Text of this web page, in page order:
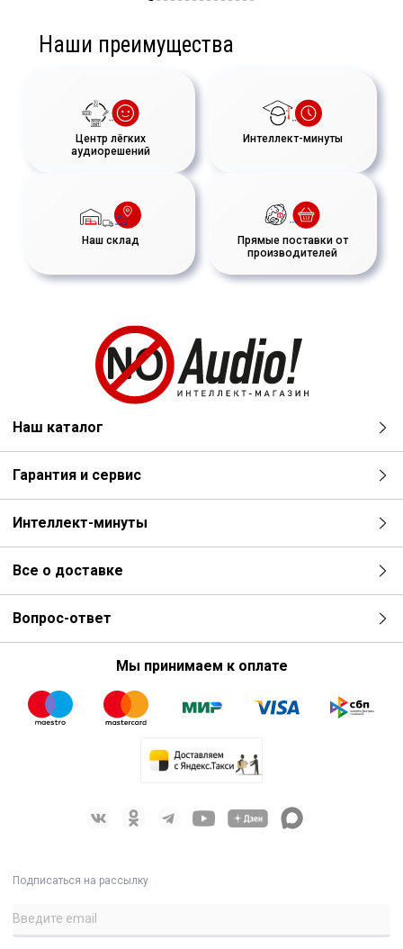
Наши преимущества
Центр лёгких
аудиорешений
Интеллект-минуты
Наш склад
Прямые поставки от
производителей
Наш каталог
Гарантия и сервис
Интеллект-минуты
Все о доставке
Вопрос-ответ
Мы принимаем к оплате
Подписаться на рассылку